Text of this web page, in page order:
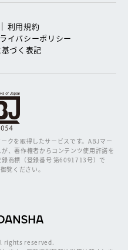
利用規約
イバシーポリシー
づく表記
クを取得したサービスです。ABJマー
、著作権者からコンテンツ使用許諾を
商標（登録番号 第6091713号）で
覧ください。
rights reserved.